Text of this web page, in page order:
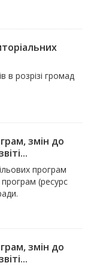
в розрізі громад
змін до
програм
(ресурс
змін до